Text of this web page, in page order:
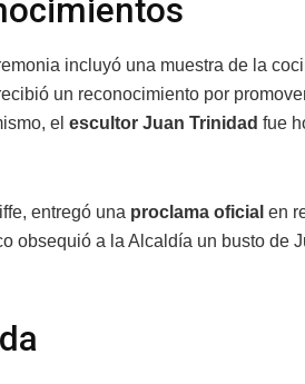
incluyó una muestra de la
un reconocimiento por
el escultor Juan Trinidad fue
entregó una proclama oficial en
obsequió a la Alcaldía un busto de